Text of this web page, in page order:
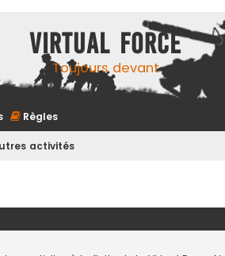
Virtual Force
Toujours devant
Règles
activités